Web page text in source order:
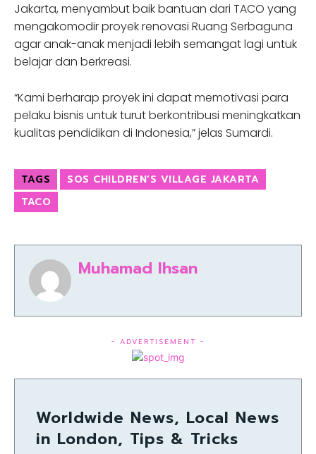
Jakarta, menyambut baik bantuan dari TACO yang
mengakomodir proyek renovasi Ruang Serbaguna
agar anak-anak menjadi lebih semangat lagi untuk
belajar dan berkreasi.
“Kami berharap proyek ini dapat memotivasi para
pelaku bisnis untuk turut berkontribusi meningkatkan
kualitas pendidikan di Indonesia,” jelas Sumardi.
TAGS
SOS CHILDREN’S VILLAGE JAKARTA
TACO
Muhamad Ihsan
- ADVERTISEMENT -
Worldwide News, Local News
in London, Tips & Tricks